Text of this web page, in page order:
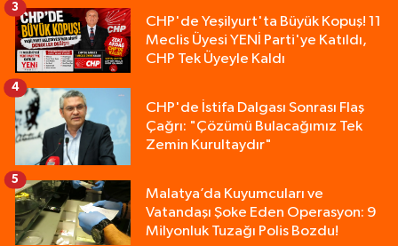
CHP'de Yeşilyurt'ta Büyük Kopuş! 11
Meclis Üyesi YENİ Parti'ye Katıldı,
CHP Tek Üyeyle Kaldı
3
CHP'de İstifa Dalgası Sonrası Flaş
Çağrı: "Çözümü Bulacağımız Tek
Zemin Kurultaydır"
4
Malatya’da Kuyumcuları ve
Vatandaşı Şoke Eden Operasyon: 9
Milyonluk Tuzağı Polis Bozdu!
5